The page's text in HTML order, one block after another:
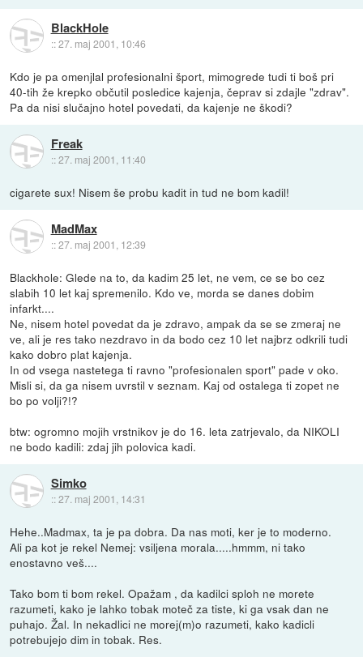
BlackHole
::27. maj 2001, 10:46
Kdo je pa omenjlal profesionalni šport, mimogrede tudi ti boš pri
40-tih že krepko občutil posledice kajenja, čeprav si zdajle "zdrav".
Pa da nisi slučajno hotel povedati, da kajenje ne škodi?
Freak
::27. maj 2001, 11:40
cigarete sux! Nisem še probu kadit in tud ne bom kadil!
MadMax
::27. maj 2001, 12:39
Blackhole: Glede na to, da kadim 25 let, ne vem, ce se bo cez
slabih 10 let kaj spremenilo. Kdo ve, morda se danes dobim
infarkt....
Ne, nisem hotel povedat da je zdravo, ampak da se se zmeraj ne
ve, ali je res tako nezdravo in da bodo cez 10 let najbrz odkrili tudi
kako dobro plat kajenja.
In od vsega nastetega ti ravno "profesionalen sport" pade v oko.
Misli si, da ga nisem uvrstil v seznam. Kaj od ostalega ti zopet ne
bo po volji?!?
btw: ogromno mojih vrstnikov je do 16. leta zatrjevalo, da NIKOLI
ne bodo kadili: zdaj jih polovica kadi.
Simko
::27. maj 2001, 14:31
Hehe..Madmax, ta je pa dobra. Da nas moti, ker je to moderno.
Ali pa kot je rekel Nemej: vsiljena morala.....hmmm, ni tako
enostavno veš....
Tako bom ti bom rekel. Opažam , da kadilci sploh ne morete
razumeti, kako je lahko tobak moteč za tiste, ki ga vsak dan ne
puhajo. Žal. In nekadlici ne morej(m)o razumeti, kako kadicli
potrebujejo dim in tobak. Res.